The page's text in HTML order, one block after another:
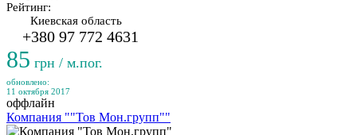
Рейтинг:
Киевская область
+380 97 772 4631
85 грн / м.пог.
обновлено:
11 октября 2017
оффлайн
Компания ""Тов Мон.групп""